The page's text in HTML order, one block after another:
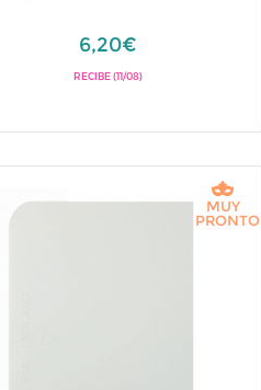
6,20€
RECIBE (11/08)
MUY
PRONTO